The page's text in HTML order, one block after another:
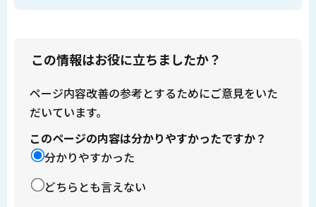
この情報はお役に立ちましたか？
ページ内容改善の参考とするためにご意見をいた
だいています。
このページの内容は分かりやすかったですか？
分かりやすかった
どちらとも言えない